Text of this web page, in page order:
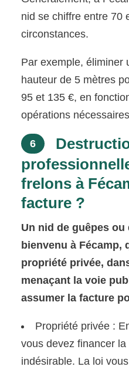
nid se chiffre entre 70
circonstances.
Par exemple, éliminer
hauteur de 5 mètres
95 et 135 €, en
opérations
6
frelons à
facture ?
Un nid de guêpes ou
bienvenu à Fécamp,
propriété privée,
menaçant la voie
assumer la facture
Propriété privée :
vous devez financer
indésirable. La loi